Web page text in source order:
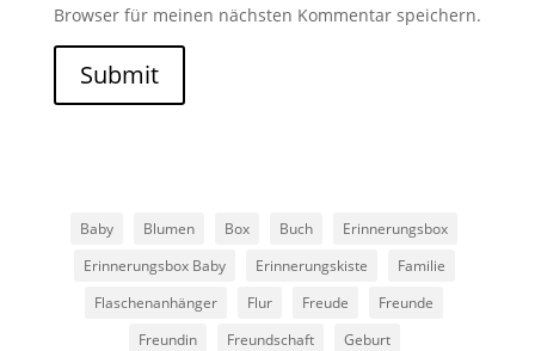
Browser für meinen nächsten Kommentar speichern.
Submit
Baby Blumen Box Buch
Erinnerungsbox
Erinnerungsbox Baby
Erinnerungskiste
Familie
Flaschenanhänger
Flur Freude
Freunde
Freundin
Freundschaft
Geburt